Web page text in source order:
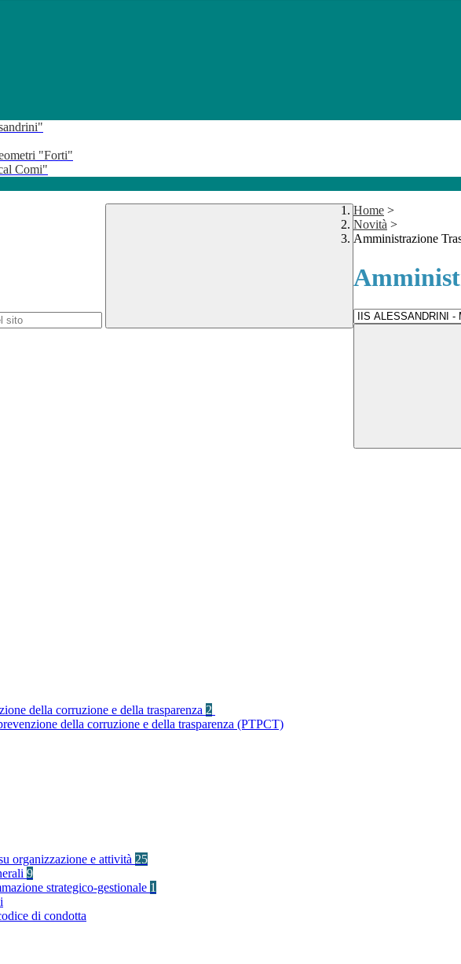
"Forti"
Comi"
Home >
Novità >
Amministrazione
della corruzione e della trasparenza 2
della corruzione e della trasparenza (PTPCT)
organizzazione e attività 25
9
strategico-gestionale 1
di condotta